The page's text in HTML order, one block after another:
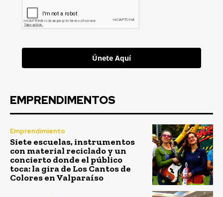
Únete Aquí
EMPRENDIMENTOS
Emprendimiento
Siete escuelas, instrumentos
con material reciclado y un
concierto donde el público
toca: la gira de Los Cantos de
Colores en Valparaíso